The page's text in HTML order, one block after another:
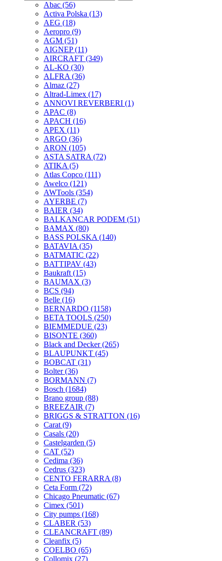
Abac (56)
Activa Polska (13)
AEG (18)
Aeropro (9)
AGM (51)
AIGNEP(11)
AIRCRAFT (349)
AL-KO (30)
ALFRA (36)
Almaz (27)
Altrad-Limex (17)
ANNOVI REVERBERI (1)
APAC (8)
APACH (16)
APEX (11)
ARGO (36)
ARON (105)
ASTA SATRA (72)
ATIKA (5)
Atlas Copco (111)
Awelco (121)
AWTools (354)
AYERBE (7)
BAIER (34)
BALKANCAR PODEM (51)
BAMAX (80)
BASS POLSKA (140)
BATAVIA (35)
BATMATIC (22)
BATTIPAV (43)
Baukraft (15)
BAUMAX (3)
BCS (94)
Belle (16)
BERNARDO (1158)
BETA TOOLS (250)
BIEMMEDUE (23)
BISONTE (360)
Black and Decker(265)
BLAUPUNKT (45)
BOBCAT (31)
Bolter(36)
BORMANN (7)
Bosch (1684)
Brano group (88)
BREEZAIR (7)
BRIGGS & STRATTON (16)
Carat (9)
Casals (20)
Castelgarden (5)
CAT (52)
Cedima (36)
Cedrus (323)
CENTO FERARRA (8)
Ceta Form (72)
Chicago Pneumatic (67)
Cimex (501)
City pumps (168)
CLABER (53)
CLEANCRAFT (89)
Cleanfix (5)
COELBO (65)
Collomix (27)